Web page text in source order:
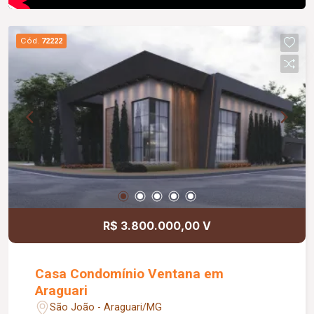
Cód. 72222
R$ 3.800.000,00 V
Casa Condomínio Ventana em
Araguari
São João - Araguari/MG